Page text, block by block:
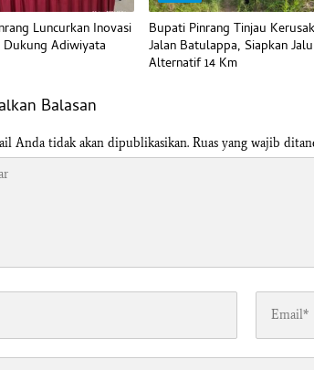
Luncurkan Inovasi
Adiwiyata
Bupati Pinrang Tinjau
Jalan Batulappa, Siapkan
Alternatif 14 Km
Balasan
Anda tidak akan dipublikasikan. Ruas yang wajib